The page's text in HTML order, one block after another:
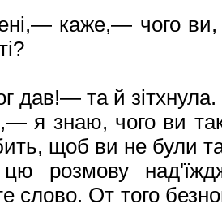
каже,— чого ви,
дав!— та й зітхнула.
я знаю, чого ви
щоб ви не були
розмову
слово. От того